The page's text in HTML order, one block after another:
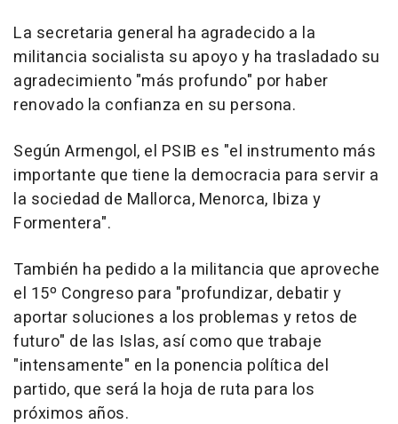
La secretaria general ha agradecido a la
militancia socialista su apoyo y ha trasladado su
agradecimiento "más profundo" por haber
renovado la confianza en su persona.
Según Armengol, el PSIB es "el instrumento más
importante que tiene la democracia para servir a
la sociedad de Mallorca, Menorca, Ibiza y
Formentera".
También ha pedido a la militancia que aproveche
el 15º Congreso para "profundizar, debatir y
aportar soluciones a los problemas y retos de
futuro" de las Islas, así como que trabaje
"intensamente" en la ponencia política del
partido, que será la hoja de ruta para los
próximos años.